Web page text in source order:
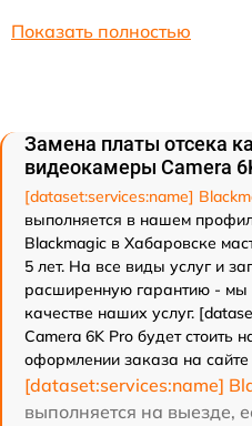
Показать полностью
Замена платы отсека
видеокамеры Camera
[dataset:services:name]
выполняется в нашем
Blackmagic в Хабаровске
5 лет. На все виды услуг и
расширенную гарантию - мы
качестве наших услуг.
Camera 6K Pro будет стоить
оформлении заказа на
[dataset:services:name]
выполняется на выезде,